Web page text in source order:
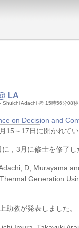
LA
- Shuichi Adachi @ 15時56分08秒
on Decision and
15～17日に開かれて
に，3月に修士を修了
D, Murayama
Generation
助教が発表しました。